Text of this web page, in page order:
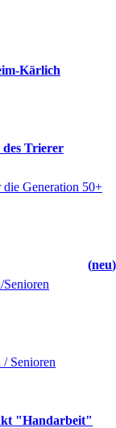
Kärlich
des Trierer
Generation 50+
neu
Senioren
"Handarbeit"